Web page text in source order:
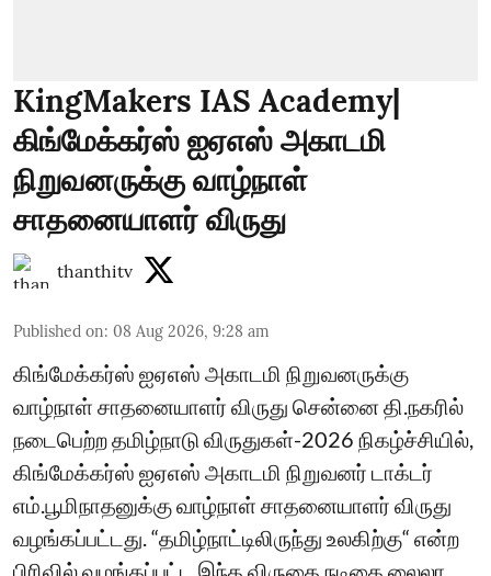
KingMakers IAS Academy|
கிங்மேக்கர்ஸ் ஐஏஎஸ் அகாடமி
நிறுவனருக்கு வாழ்நாள்
சாதனையாளர் விருது
thanthitv
Published on: 08 Aug 2026, 9:28 am
கிங்மேக்கர்ஸ் ஐஏஎஸ் அகாடமி நிறுவனருக்கு
வாழ்நாள் சாதனையாளர் விருது சென்னை தி.நகரில்
நடைபெற்ற தமிழ்நாடு விருதுகள்-2026 நிகழ்ச்சியில்,
கிங்மேக்கர்ஸ் ஐஏஎஸ் அகாடமி நிறுவனர் டாக்டர்
எம்.பூமிநாதனுக்கு வாழ்நாள் சாதனையாளர் விருது
வழங்கப்பட்டது. “தமிழ்நாட்டிலிருந்து உலகிற்கு“ என்ற
பிரிவில் வழங்கப்பட்ட இந்த விருதை நடிகை லைலா